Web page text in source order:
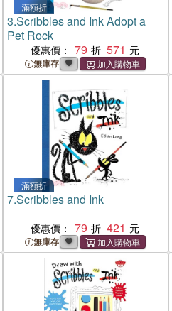
滿額折
3.Scribbles and Ink Adopt a
Pet Rock
優惠價： 79 571
無庫存
滿額折
7.Scribbles and Ink
優惠價： 79 421
無庫存